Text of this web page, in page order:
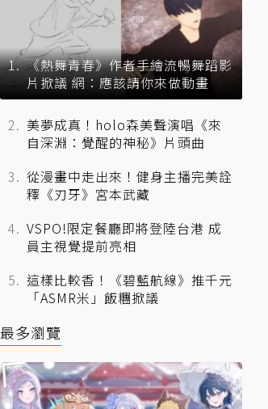
《熱舞青春》作者手繪流暢舞蹈影
片掀議 網：應該請你來做動畫
美夢成真！holo森美聲演唱《來
自深淵：覺醒的神秘》片頭曲
從漫畫中走出來！健身主播完美詮
釋《刃牙》宮本武藏
VSPO!限定餐廳即將登陸台港 成
員主視覺提前亮相
這樣比較香！《碧藍航線》推千元
「ASMR米」飯糰掀議
最多瀏覽